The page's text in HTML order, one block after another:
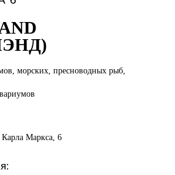
морских, пресноводных рыб,
Карла Маркса, 6